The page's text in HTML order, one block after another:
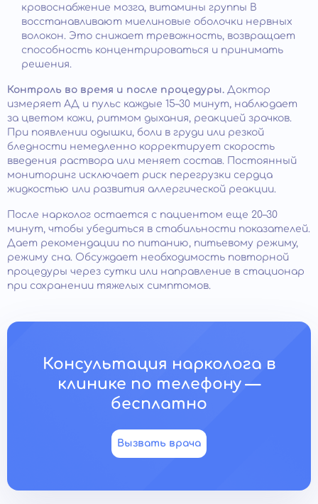
кровоснабжение мозга, витамины группы B
восстанавливают миелиновые оболочки нервных
волокон. Это снижает тревожность, возвращает
способность концентрироваться и принимать
решения.
Контроль во время и после процедуры. Доктор
измеряет АД и пульс каждые 15–30 минут, наблюдает
за цветом кожи, ритмом дыхания, реакцией зрачков.
При появлении одышки, боли в груди или резкой
бледности немедленно корректирует скорость
введения раствора или меняет состав. Постоянный
мониторинг исключает риск перегрузки сердца
жидкостью или развития аллергической реакции.
После нарколог остается с пациентом еще 20–30
минут, чтобы убедиться в стабильности показателей.
Дает рекомендации по питанию, питьевому режиму,
режиму сна. Обсуждает необходимость повторной
процедуры через сутки или направление в стационар
при сохранении тяжелых симптомов.
Консультация нарколога в
клинике по телефону —
бесплатно
Вызвать врача